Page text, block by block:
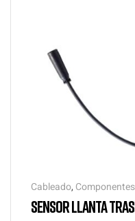
Cableado, Componentes
SENSOR LLANTA